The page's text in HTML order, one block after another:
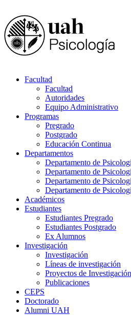
Facultad
Facultad
Autoridades
Equipo Administrativo
Programas
Pregrado
Postgrado
Educación Continua
Departamentos
Departamento de
Departamento de
Departamento de
Departamento de
Académicos
Estudiantes
Estudiantes Pregrado
Estudiantes Postgrado
Ex Alumnos
Investigación
Investigación
Líneas de investigación
Proyectos de Investigación
Publicaciones
CEPS
Doctorado
Alumni UAH